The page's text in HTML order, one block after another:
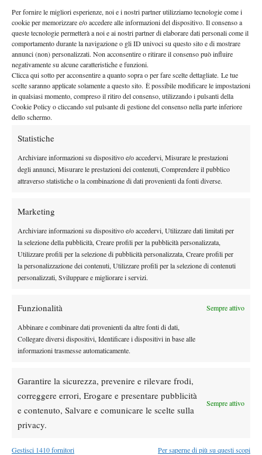
Per fornire le migliori esperienze, noi e i nostri partner utilizziamo tecnologie come i
cookie per memorizzare e/o accedere alle informazioni del dispositivo. Il consenso a
queste tecnologie permetterà a noi e ai nostri partner di elaborare dati personali come il
comportamento durante la navigazione o gli ID univoci su questo sito e di mostrare
annunci (non) personalizzati. Non acconsentire o ritirare il consenso può influire
negativamente su alcune caratteristiche e funzioni.
Clicca qui sotto per acconsentire a quanto sopra o per fare scelte dettagliate. Le tue
scelte saranno applicate solamente a questo sito. È possibile modificare le impostazioni
in qualsiasi momento, compreso il ritiro del consenso, utilizzando i pulsanti della
Cookie Policy o cliccando sul pulsante di gestione del consenso nella parte inferiore
dello schermo.
Statistiche
Archiviare informazioni su dispositivo e/o accedervi, Misurare le prestazioni
degli annunci, Misurare le prestazioni dei contenuti, Comprendere il pubblico
attraverso statistiche o la combinazione di dati provenienti da fonti diverse.
Marketing
Archiviare informazioni su dispositivo e/o accedervi, Utilizzare dati limitati per
la selezione della pubblicità, Creare profili per la pubblicità personalizzata,
Utilizzare profili per la selezione di pubblicità personalizzata, Creare profili per
la personalizzazione dei contenuti, Utilizzare profili per la selezione di contenuti
personalizzati, Sviluppare e migliorare i servizi.
Funzionalità Sempre attivo
Abbinare e combinare dati provenienti da altre fonti di dati,
Collegare diversi dispositivi, Identificare i dispositivi in base alle
informazioni trasmesse automaticamente.
Garantire la sicurezza, prevenire e rilevare frodi,
correggere errori, Erogare e presentare pubblicità
e contenuto, Salvare e comunicare le scelte sulla
privacy.
Sempre attivo
Gestisci 1410 fornitori Per saperne di più su questi scopi
La sfida tra Sinner e Juan Manuel Cerundolo andrà in scena
giovedì 28 maggioalle 12.00 sul Philippe-Chatrier. Il match
verrà trasmesso sulle piattaformeDiscovery+ e HBO
Maxprevio abbonamento.
Atp News
Masters 1000 Montreal 2026: programma,
orario e ordine di gioco venerdì 7 agosto.
Masters 1000 Montreal 2026: Darderi
rimonta Shang e vola agli ottavi
News
News Wta
WTA 1000 Toronto 2026: pioggia pesante,
SOCIAL